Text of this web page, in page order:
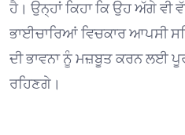
ਹੈ। ਉਨ੍ਹਾਂ ਕਿਹਾ ਕਿ ਉਹ ਅੱਗੇ ਵੀ
ਭਾਈਚਾਰਿਆਂ ਵਿਚਕਾਰ ਆਪਸੀ
ਦੀ ਭਾਵਨਾ ਨੂੰ ਮਜ਼ਬੂਤ ਕਰਨ ਲਈ
ਰਹਿਣਗੇ।